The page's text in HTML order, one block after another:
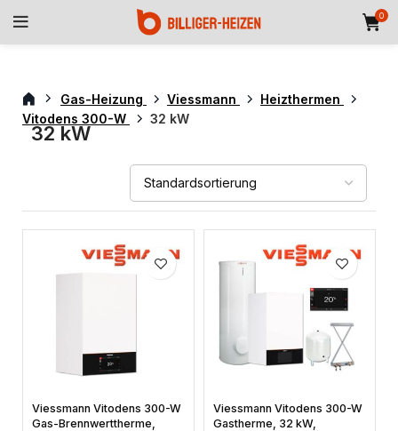
0
Gas-Heizung Viessmann
Heizthermen
Vitodens 300-W
32 kW
32 kW
Viessmann Vitodens 300-W
Gas-Brennwerttherme,
Viessmann Vitodens 300-W
Gastherme, 32 kW,